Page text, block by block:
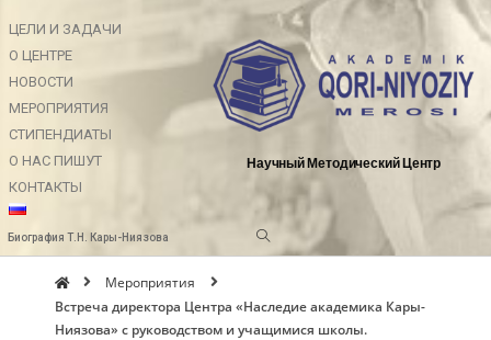
ЦЕЛИ И ЗАДАЧИ
О ЦЕНТРЕ
НОВОСТИ
МЕРОПРИЯТИЯ
СТИПЕНДИАТЫ
О НАС ПИШУТ
КОНТАКТЫ
Научный Методический Центр
Биография Т.Н. Кары-Ниязова
Мероприятия
Встреча директора Центра «Наследие академика Кары-
Ниязова» с руководством и учащимися школы.